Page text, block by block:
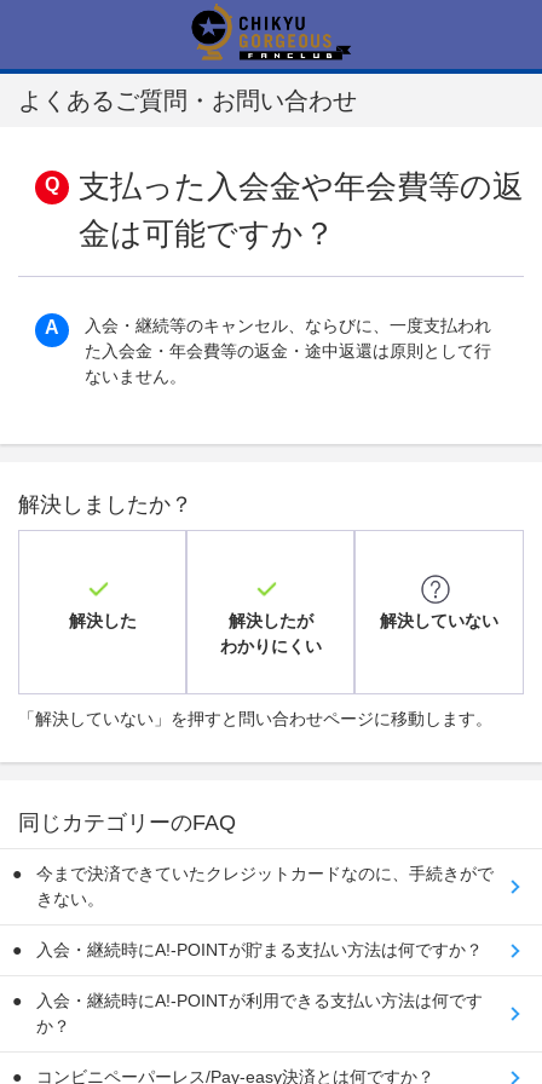
よくあるご質問・お問い合わせ
支払った入会金や年会費等の返
金は可能ですか？
入会・継続等のキャンセル、ならびに、一度支払われ
た入会金・年会費等の返金・途中返還は原則として行
ないません。
解決しましたか？
解決した
解決したが
わかりにくい
解決していない
「解決していない」を押すと問い合わせページに移動します。
同じカテゴリーのFAQ
今まで決済できていたクレジットカードなのに、手続きがで
きない。
入会・継続時にA!-POINTが貯まる支払い方法は何ですか？
入会・継続時にA!-POINTが利用できる支払い方法は何です
か？
コンビニペーパーレス/Pay-easy決済とは何ですか？